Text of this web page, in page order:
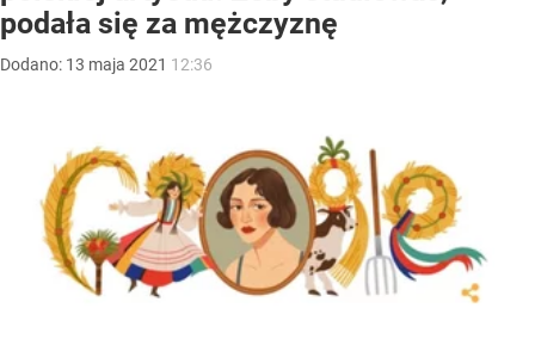
podała się za mężczyznę
Dodano: 13 maja 2021 12:36